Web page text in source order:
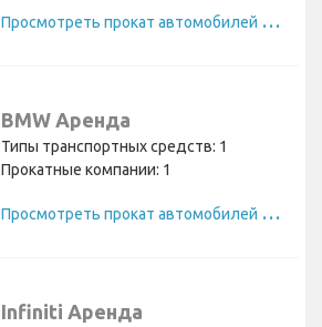
П
росмотреть прокат автомобилей Volkswagen
BMW Аренда
Типы транспортных средств: 1
Прокатные компании: 1
П
росмотреть прокат автомобилей BMW
Infiniti Аренда